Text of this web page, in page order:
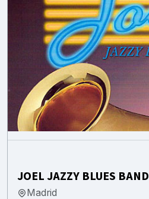
JOEL JAZZY BLUES BAND
Madrid